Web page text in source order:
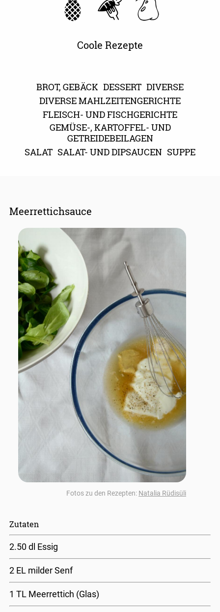
Coole Rezepte
BROT, GEBÄCK DESSERT DIVERSE
DIVERSE MAHLZEITENGERICHTE
FLEISCH- UND FISCHGERICHTE
GEMÜSE-, KARTOFFEL- UND
GETREIDEBEILAGEN
SALAT SALAT- UND DIPSAUCEN SUPPE
Meerrettichsauce
Fotos zu den Rezepten: Natalia Rüdisüli
Zutaten
2.50 dl Essig
2 EL milder Senf
1 TL Meerrettich (Glas)